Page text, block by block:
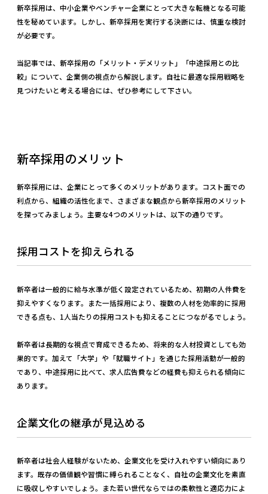
新卒採用は、中小企業やベンチャー企業にとって大きな転機となる可能
性を秘めています。しかし、新卒採用を実行する決断には、慎重な検討
が必要です。
当記事では、新卒採用の「メリット・デメリット」「中途採用との比
較」について、企業側の視点から解説します。自社に最適な採用戦略を
見つけたいと考える場合には、ぜひ参考にして下さい。
新卒採用のメリット
新卒採用には、企業にとって多くのメリットがあります。コスト面での
利点から、組織の活性化まで、さまざまな観点から新卒採用のメリット
を探ってみましょう。主要な4つのメリットは、以下の通りです。
採用コストを抑えられる
新卒者は一般的に給与水準が低く設定されているため、初期の人件費を
抑えやすくなります。また一括採用により、複数の人材を効率的に採用
できる点も、1人当たりの採用コストも抑えることにつながるでしょう。
新卒者は長期的な視点で育成できるため、将来的な人材投資としても効
果的です。加えて「大学」や「就職サイト」を通じた採用活動が一般的
であり、中途採用に比べて、求人広告費などの経費も抑えられる傾向に
あります。
企業文化の継承が見込める
新卒者は社会人経験がないため、企業文化を受け入れやすい傾向にあり
ます。既存の価値観や習慣に縛られることなく、自社の企業文化を素直
に吸収しやすいでしょう。また若い世代ならではの柔軟性と適応力によ